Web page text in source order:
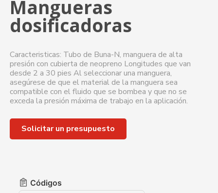
Mangueras
dosificadoras
Caracteristicas: Tubo de Buna-N, manguera de alta
presión con cubierta de neopreno Longitudes que van
desde 2 a 30 pies Al seleccionar una manguera,
asegúrese de que el material de la manguera sea
compatible con el fluido que se bombea y que no se
exceda la presión máxima de trabajo en la aplicación.
Solicitar un presupuesto
Códigos